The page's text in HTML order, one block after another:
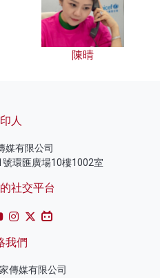
陳晴
人
媒有限公司
環匯廣場10樓1002室
社交平台
我們
傳媒有限公司